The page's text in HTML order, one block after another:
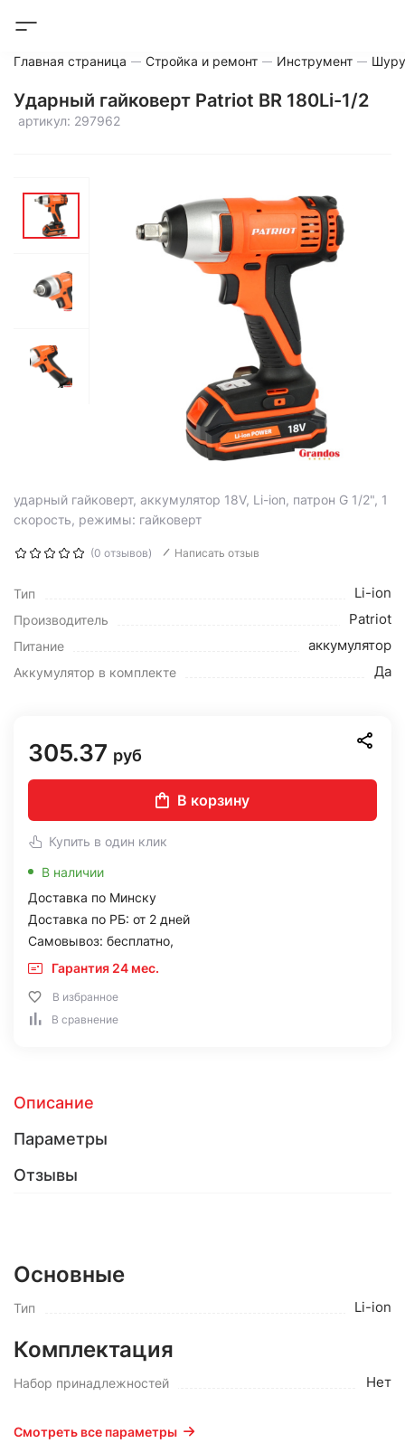
Главная страница Стройка и ремонт Инструмент
Ударный гайковерт Patriot BR 180Li-1/2
артикул: 297962
ударный гайковерт, аккумулятор 18V, Li-ion, патрон G 1/2", 1
скорость, режимы: гайковерт
(0 отзывов) Написать отзыв
Тип Li-ion
Производитель Patriot
Питание аккумулятор
Аккумулятор в комплекте Да
305.37 руб
В корзину
Купить в один клик
В наличии
Доставка по Минску
Доставка по РБ: от 2 дней
Самовывоз: бесплатно,
Гарантия 24 мес.
В избранное
В сравнение
Описание
Параметры
Отзывы
Основные
Тип Li-ion
Комплектация
Набор принадлежностей Нет
Смотреть все параметры